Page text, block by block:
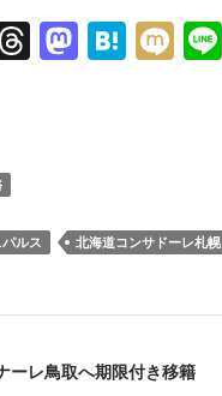
T
M
n
H
M
ルス 北海道コンサドーレ札幌
ーレ鳥取へ期限付き移籍